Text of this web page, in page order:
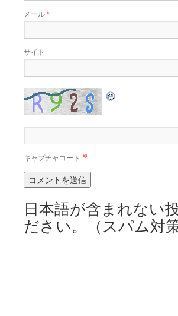
メール*
サイト
キャプチャコード *
日本語が含まれない
ださい。（スパム対策